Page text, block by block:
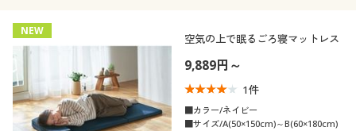
NEW
空気の上で眠るごろ寝マットレス
9,889円～
1件
■カラー/ネイビー
■サイズ/A(50×150cm)～B(60×180cm)